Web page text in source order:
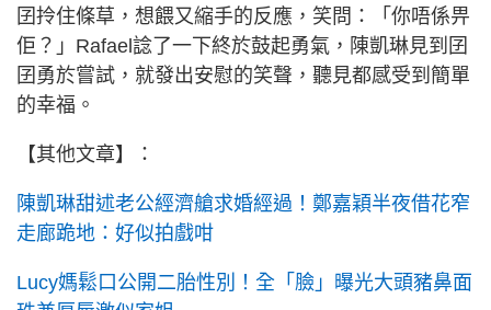
囝拎住條草，想餵又縮手的反應，笑問：「你唔係畀
佢？」Rafael諗了一下終於鼓起勇氣，陳凱琳見到囝
囝勇於嘗試，就發出安慰的笑聲，聽見都感受到簡單
的幸福。
【其他文章】：
陳凱琳甜述老公經濟艙求婚經過！鄭嘉穎半夜借花窄
走廊跪地：好似拍戲咁
Lucy媽鬆口公開二胎性別！全「臉」曝光大頭豬鼻面